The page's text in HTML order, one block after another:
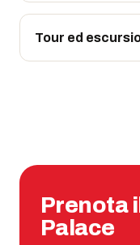
Tour ed
Prenota
Palace